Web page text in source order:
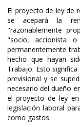
El proyecto de ley de
se acepará la
"razonablemente
"socio, accionista
permanentemente
hecho que hayan
Trabajo. Esto
previsional y se
necesario del dueño
el proyecto de ley
legislación laboral
como gastos.